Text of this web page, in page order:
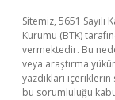
Sitemiz, 5651
Kurumu (BTK)
vermektedir. Bu
veya araştırma
yazdıkları
bu sorumluluğu